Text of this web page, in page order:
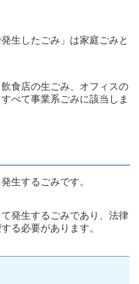
生したごみ」は家庭ごみと
食店の生ごみ、オフィスの
べて事業系ごみに該当しま
生するごみです。
発生するごみであり、法律
る必要があります。